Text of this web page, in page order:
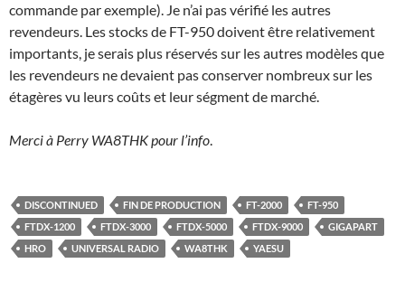
commande par exemple). Je n’ai pas vérifié les autres
revendeurs. Les stocks de FT-950 doivent être relativement
importants, je serais plus réservés sur les autres modèles que
les revendeurs ne devaient pas conserver nombreux sur les
étagères vu leurs coûts et leur ségment de marché.
Merci à Perry WA8THK pour l’info.
DISCONTINUED FIN DE PRODUCTION FT-2000
FT-950
FTDX-1200
FTDX-3000 FTDX-5000 FTDX-9000
GIGAPART
HRO
UNIVERSAL RADIO WA8THK YAESU